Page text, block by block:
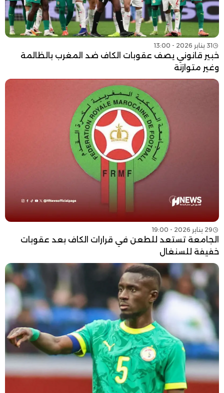
31 يناير 2026 - 13:00
خبير قانوني يصف عقوبات الكاف ضد المغرب بالظالمة
وغير متوازنة
29 يناير 2026 - 19:00
الجامعة تستعد للطعن في قرارات الكاف بعد عقوبات
خفيفة للسنغال